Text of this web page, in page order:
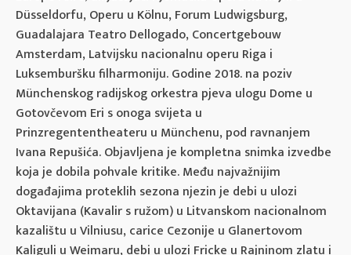
Düsseldorfu, Operu u Kölnu, Forum Ludwigsburg,
Guadalajara Teatro Dellogado, Concertgebouw
Amsterdam, Latvijsku nacionalnu operu Riga i
Luksemburšku filharmoniju. Godine 2018. na poziv
Münchenskog radijskog orkestra pjeva ulogu Dome u
Gotovčevom Eri s onoga svijeta u
Prinzregententheateru u Münchenu, pod ravnanjem
Ivana Repušića. Objavljena je kompletna snimka izvedbe
koja je dobila pohvale kritike. Među najvažnijim
događajima proteklih sezona njezin je debi u ulozi
Oktavijana (Kavalir s ružom) u Litvanskom nacionalnom
kazalištu u Vilniusu, carice Cezonije u Glanertovom
Kaliguli u Weimaru, debi u ulozi Fricke u Rajninom zlatu i